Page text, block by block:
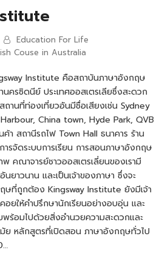
Education For Life
Couse in Australia
Institute คือสถาบันภาษาอังกฤษ
ครซิดนีย์ ประเทศออสเตรเลียซึ่งสะดวก
ถานที่ท่องเที่ยวอันมีชื่อเสียงเช่น Sydney
China town, Hyde Park, QVB
า สถานีรถไฟ Town Hall ธนาคาร ร้าน
รจัดระบบการเรียน การสอนภาษาอังกฤษ
ณาจารย์ชาวออสเตรเลี่ยนของเรามี
ยาวนาน และเป็นเจ้าของภาษา ซึ่งจะ
ษที่ถูกต้อง Kingsway Institute ยังมีเจ้า
ยให้คำปรึกษานักเรียนอย่างอบอุ่น และ
ร้อมไปด้วยสิ่งอำนวยความสะดวกและ
ย หลักสูตรที่เปิดสอน ภาษาอังกฤษทั่วไป